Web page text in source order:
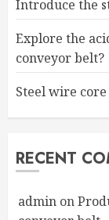
Introduce the
Explore the
conveyor belt?
Steel wire
RECENT
admin on